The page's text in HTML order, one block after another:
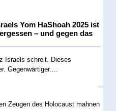
Yom HaShoah 2025 ist
– und gegen das
Israels schreit. Dieses
Gegenwärtiger....